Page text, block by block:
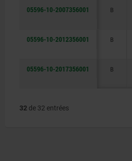
05596-10-2007356001 B
05596-10-2012356001 B
05596-10-2017356001 B
32 de 32 entrées